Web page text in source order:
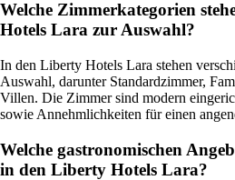
Welche Zimmerkategorien
Hotels Lara zur Auswahl?
In den Liberty Hotels Lara stehen
Auswahl, darunter Standardzimmer,
Villen. Die Zimmer sind modern
sowie Annehmlichkeiten für einen
Welche gastronomischen
in den Liberty Hotels Lara?